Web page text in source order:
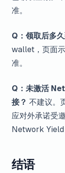
准。
Q：领取后多
wallet，页面
准。
Q：未激活
接？ 不建议。
应对外承诺受
Network Yield
结语